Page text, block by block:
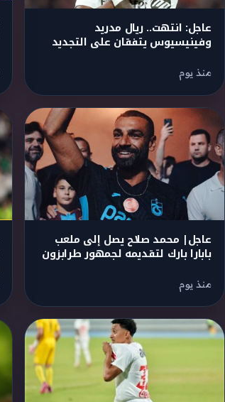
عاجل: انتهت.. ريال مدريد
وفينيسيوس يتفقان على التجديد
منذ يوم
عاجل| محمد صلاح يصل إلى ملعب
بابارا بارك لتقديمه لجمهور طرابزون
منذ يوم